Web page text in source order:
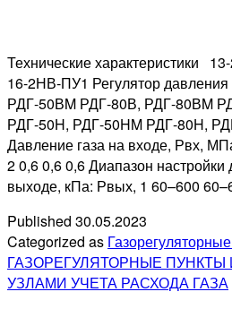
Технические характеристики
16-2НВ-ПУ1 Регулятор
РДГ-50ВM РДГ-80В, РДГ-80ВM
РДГ-50H, РДГ-50HM РДГ-80H,
Давление газа на входе, Рвх,
2 0,6 0,6 0,6 Диапазон настройки
выходе, кПа: Рвых, 1 60–600
Published 30.05.2023
Categorized as
ГАЗОРЕГУЛЯТОРНЫЕ ПУНКТЫ
УЗЛАМИ УЧЕТА РАСХОДА ГАЗА